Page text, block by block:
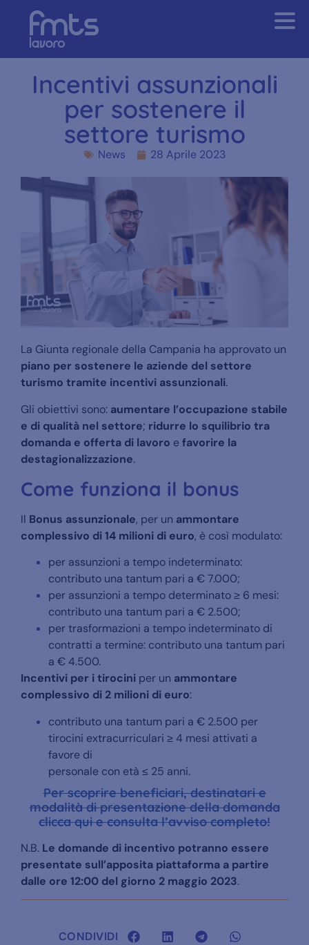
Incentivi assunzionali
per sostenere il
settore turismo
News 28 Aprile 2023
La Giunta regionale della Campania ha approvato un
piano per sostenere le aziende del settore
turismo tramite incentivi assunzionali.
Gli obiettivi sono: aumentare l’occupazione stabile
e di qualità nel settore; ridurre lo squilibrio tra
domanda e offerta di lavoro efavorire la
destagionalizzazione.
Come funziona il bonus
Il Bonus assunzionale, per un ammontare
complessivo di 14 milioni di euro, è così modulato:
per assunzioni a tempo indeterminato:
contributo una tantum pari a € 7.000;
per assunzioni a tempo determinato ≥ 6 mesi:
contributo una tantum pari a € 2.500;
per trasformazioni a tempo indeterminato di
contratti a termine: contributo una tantum pari
a € 4.500.
Incentivi per i tirocini per un ammontare
complessivo di 2 milioni di euro:
contributo una tantum pari a € 2.500 per
tirocini extracurriculari ≥ 4 mesi attivati a
favore di
personale con età ≤ 25 anni.
Per scoprire beneficiari, destinatari e
modalità di presentazione della domanda
clicca qui e consulta l’avviso completo!
N.B. Le domande di incentivo potranno essere
presentate sull’apposita piattaforma a partire
dalle ore 12:00 del giorno 2 maggio 2023.
CONDIVIDI